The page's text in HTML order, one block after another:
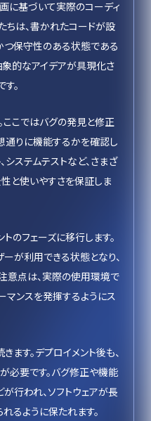
に基づいて実際のコーディ
ちは、書かれたコードが設
つ保守性のある状態である
象的なアイデアが具現化さ
。
ここではバグの発見と修正
通りに機能するかを確認し
システムテストなど、さまざ
と使いやすさを保証しま
のフェーズに移行します。
ーが利用できる状態となり、
意点は、実際の使用環境で
マンスを発揮するようにス
ます。デプロイメント後も、
必要です。バグ修正や機能
行われ、ソフトウェアが長
るように保たれます。